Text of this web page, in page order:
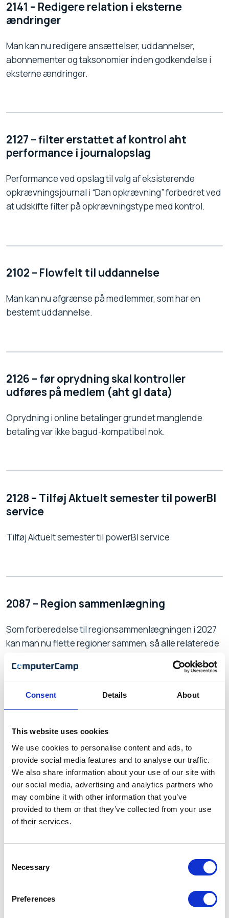
Consent Details About
This website uses cookies
We use cookies to personalise content and ads, to
provide social media features and to analyse our traffic.
We also share information about your use of our site with
our social media, advertising and analytics partners who
may combine it with other information that you’ve
provided to them or that they’ve collected from your use
of their services.
Selection
Necessary
Preferences
2141 – Redigere relation i eksterne
ændringer
Man kan nu redigere ansættelser, uddannelser,
abonnementer og taksonomier inden godkendelse i
eksterne ændringer.
2127 – filter erstattet af kontrol aht
performance i journalopslag
Performance ved opslag til valg af eksisterende
opkrævningsjournal i “Dan opkrævning” forbedret ved
at udskifte filter på opkrævningstype med kontrol.
2102 – Flowfelt til uddannelse
Man kan nu afgrænse på medlemmer, som har en
bestemt uddannelse.
2126 – før oprydning skal kontroller
udføres på medlem (aht gl data)
Oprydning i online betalinger grundet manglende
betaling var ikke bagud-kompatibel nok.
2128 – Tilføj Aktuelt semester til powerBI
service
Tilføj Aktuelt semester til powerBI service
2087 – Region sammenlægning
Som forberedelse til regionsammenlægningen i 2027
kan man nu flette regioner sammen, så alle relaterede
Herefter kan Nr. og Navn ændres så det bliver Region
Østdanmark.